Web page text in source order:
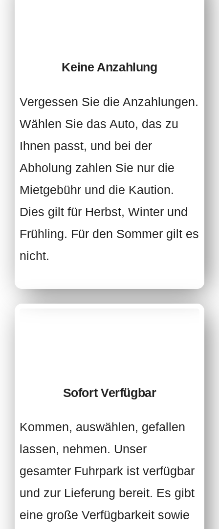
Keine Anzahlung
Vergessen Sie die Anzahlungen.
Wählen Sie das Auto, das zu
Ihnen passt, und bei der
Abholung zahlen Sie nur die
Mietgebühr und die Kaution.
Dies gilt für Herbst, Winter und
Frühling. Für den Sommer gilt es
nicht.
Sofort Verfügbar
Kommen, auswählen, gefallen
lassen, nehmen. Unser
gesamter Fuhrpark ist verfügbar
und zur Lieferung bereit. Es gibt
eine große Verfügbarkeit sowie